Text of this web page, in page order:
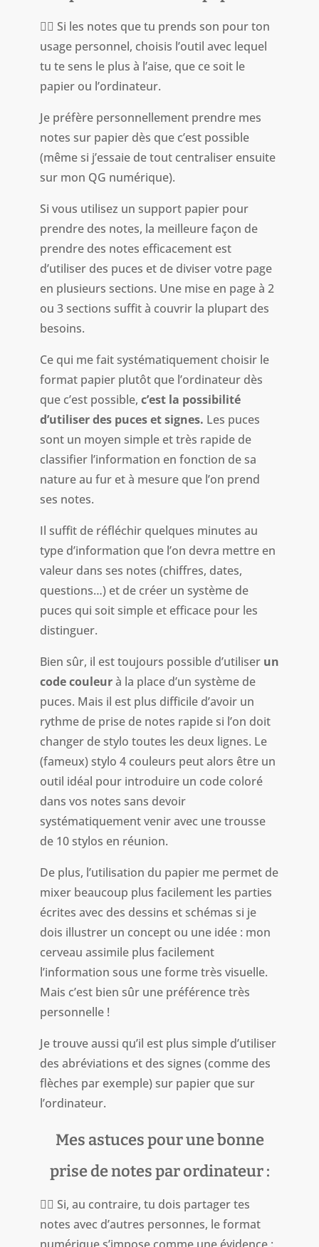
👉🏻 Si les notes que tu prends son pour ton
usage personnel, choisis l’outil avec lequel
tu te sens le plus à l’aise, que ce soit le
papier ou l’ordinateur.
Je préfère personnellement prendre mes
notes sur papier dès que c’est possible
(même si j’essaie de tout centraliser ensuite
sur mon QG numérique).
Si vous utilisez un support papier pour
prendre des notes, la meilleure façon de
prendre des notes efficacement est
d’utiliser des puces et de diviser votre page
en plusieurs sections. Une mise en page à 2
ou 3 sections suffit à couvrir la plupart des
besoins.
Ce qui me fait systématiquement choisir le
format papier plutôt que l’ordinateur dès
que c’est possible, c’est la possibilité
d’utiliser des puces et signes. Les puces
sont un moyen simple et très rapide de
classifier l’information en fonction de sa
nature au fur et à mesure que l’on prend
ses notes.
Il suffit de réfléchir quelques minutes au
type d’information que l’on devra mettre en
valeur dans ses notes (chiffres, dates,
questions…) et de créer un système de
puces qui soit simple et efficace pour les
distinguer.
Bien sûr, il est toujours possible d’utiliser un
code couleurà la place d’un système de
puces. Mais il est plus difficile d’avoir un
rythme de prise de notes rapide si l’on doit
changer de stylo toutes les deux lignes. Le
(fameux) stylo 4 couleurs peut alors être un
outil idéal pour introduire un code coloré
dans vos notes sans devoir
systématiquement venir avec une trousse
de 10 stylos en réunion.
De plus, l’utilisation du papier me permet de
mixer beaucoup plus facilement les parties
écrites avec des dessins et schémas si je
dois illustrer un concept ou une idée : mon
cerveau assimile plus facilement
l’information sous une forme très visuelle.
Mais c’est bien sûr une préférence très
personnelle !
Je trouve aussi qu’il est plus simple d’utiliser
des abréviations et des signes (comme des
flèches par exemple) sur papier que sur
l’ordinateur.
Mes astuces pour une bonne
prise de notes par ordinateur :
👉🏻 Si, au contraire, tu dois partager tes
notes avec d’autres personnes, le format